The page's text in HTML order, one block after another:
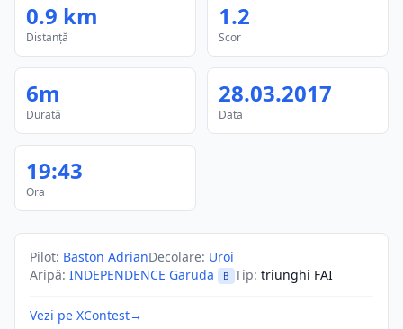
0.9 km
Distanță
1.2
Scor
6m
Durată
28.03.2017
Data
19:43
Ora
Pilot: Baston AdrianDecolare: Uroi
Aripă: INDEPENDENCE Garuda B Tip: triunghi FAI
Vezi pe XContest→